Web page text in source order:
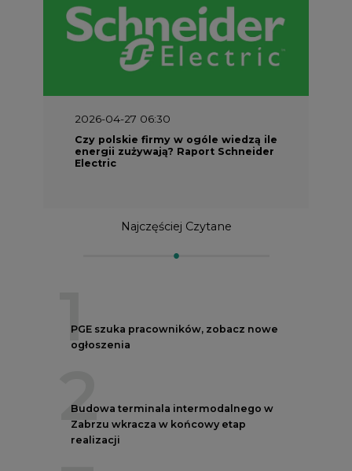
2026-04-27 06:30
Czy polskie firmy w ogóle wiedzą ile
energii zużywają? Raport Schneider
Electric
Najczęściej Czytane
1
PGE szuka pracowników, zobacz nowe
ogłoszenia
2
Budowa terminala intermodalnego w
Zabrzu wkracza w końcowy etap
realizacji